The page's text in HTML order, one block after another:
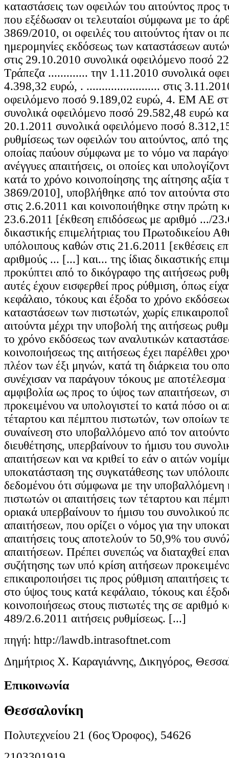
καταστάσεις των οφειλών του αιτούντος προς
που εξέδωσαν οι τελευταίοι σύμφωνα με το
3869/2010, οι οφειλές του αιτούντος ήταν οι
ημερομηνίες εκδόσεως των καταστάσεων
στις 29.10.2010 συνολικά οφειλόμενο ποσό
Τράπεζα ............. την 1.11.2010 συνολικά
4.398,32 ευρώ, . ........................ στις
οφειλόμενο ποσό 9.189,02 ευρώ, 4. EM AE
συνολικά οφειλόμενο ποσό 29.582,48 ευρώ
20.1.2011 συνολικά οφειλόμενο ποσό
ρυθμίσεως των οφειλών του αιτούντος, από
οποίας παύουν σύμφωνα με το νόμο να
ανέγγυες απαιτήσεις, οι οποίες και
κατά το χρόνο κοινοποίησης της αίτησης
3869/2010], υποβλήθηκε από τον αιτούντα
στις 2.6.2011 και κοινοποιήθηκε στην πρώτη
23.6.2011 [έκθεση επιδόσεως με αριθμό .../
δικαστικής επιμελήτριας του Πρωτοδικείου
υπόλοιπους καθών στις 21.6.2011 [εκθέσεις
αριθμούς ... [...] και... της ίδιας δικαστικής
προκύπτει από το δικόγραφο της αιτήσεως
αυτές έχουν εισφερθεί προς ρύθμιση, όπως
κεφάλαιο, τόκους και έξοδα το χρόνο
καταστάσεων των πιστωτών, χωρίς
αιτούντα μέχρι την υποβολή της αιτήσεως
το χρόνο εκδόσεως των αναλυτικών
κοινοποιήσεως της αιτήσεως έχει παρέλθει
πλέον των έξι μηνών, κατά τη διάρκεια του
συνέχισαν να παράγουν τόκους με αποτέλεσμα
αμφιβολία ως προς το ύψος των απαιτήσεων,
προκειμένου να υπολογιστεί το κατά πόσο οι
τέταρτου και πέμπτου πιστωτών, των οποίων
συναίνεση στο υποβαλλόμενο από τον
διευθέτησης, υπερβαίνουν το ήμισυ του
απαιτήσεων και να κριθεί το εάν ο αιτών
υποκατάσταση της συγκατάθεσης των
δεδομένου ότι σύμφωνα με την υποβαλλόμενη
πιστωτών οι απαιτήσεις των τέταρτου και
οριακά υπερβαίνουν το ήμισυ του συνολικού
απαιτήσεων, που ορίζει ο νόμος για την
απαιτήσεις τους αποτελούν το 50,9% του
απαιτήσεων. Πρέπει συνεπώς να διαταχθεί
συζήτησης των υπό κρίση αιτήσεων
επικαιροποιήσει τις προς ρύθμιση απαιτήσεις
στο ύψος τους κατά κεφάλαιο, τόκους και
κοινοποιήσεως στους πιστωτές της σε αριθμό
489/2.6.2011 αιτήσεις ρυθμίσεως. [...]
πηγή: http://lawdb.intrasoftnet.com
Δημήτριος Χ. Καραγιάννης, Δικηγόρος,
Επικοινωνία
Θεσσαλονίκη
Πολυτεχνείου 21 (6ος Όροφος), 54626